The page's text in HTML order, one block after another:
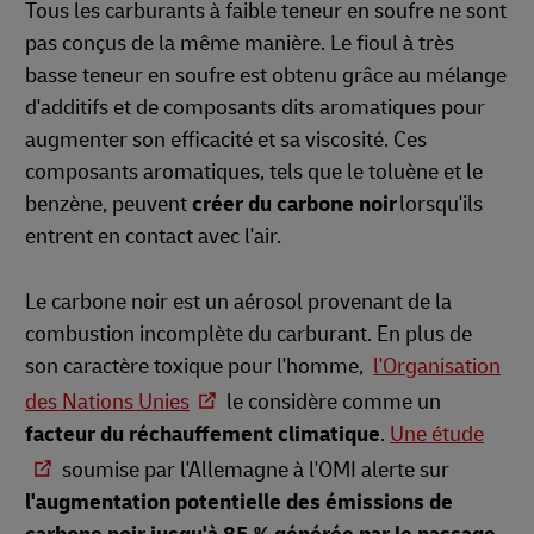
Tous les carburants à faible teneur en soufre ne sont
pas conçus de la même manière. Le fioul à très
basse teneur en soufre est obtenu grâce au mélange
d'additifs et de composants dits aromatiques pour
augmenter son efficacité et sa viscosité. Ces
composants aromatiques, tels que le toluène et le
benzène, peuventcréer du carbone noirlorsqu'ils
entrent en contact avec l'air.
Le carbone noir est un aérosol provenant de la
combustion incomplète du carburant. En plus de
son caractère toxique pour l'homme, l'Organisation
des Nations Unies
le considère comme un
facteur du réchauffement climatique. Une étude
soumise par l'Allemagne à l'OMI alerte sur
l'augmentation potentielle des émissions de